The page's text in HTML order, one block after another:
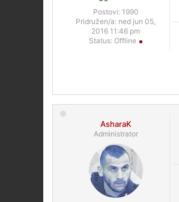
Postovi: 1990
Pridružen/a: ned jun 05,
2016 11:46 pm
Status: Offline
AsharaK
Administrator